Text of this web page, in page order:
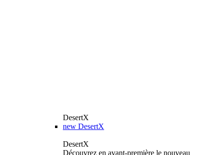
DesertX
new DesertX
DesertX
Découvrez en avant-première le nouveau